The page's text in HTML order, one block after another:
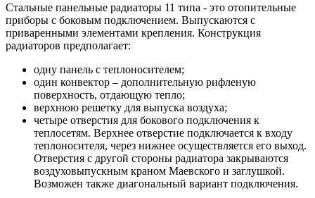
Стальные панельные радиаторы 11 типа - это отопительные
приборы с боковым подключением. Выпускаются с
приваренными элементами крепления. Конструкция
радиаторов предполагает:
одну панель с теплоносителем;
один конвектор – дополнительную рифленую
поверхность, отдающую тепло;
верхнюю решетку для выпуска воздуха;
четыре отверстия для бокового подключения к
теплосетям. Верхнее отверстие подключается к входу
теплоносителя, через нижнее осуществляется его выход.
Отверстия с другой стороны радиатора закрываются
воздуховыпускным краном Маевского и заглушкой.
Возможен также диагональный вариант подключения.